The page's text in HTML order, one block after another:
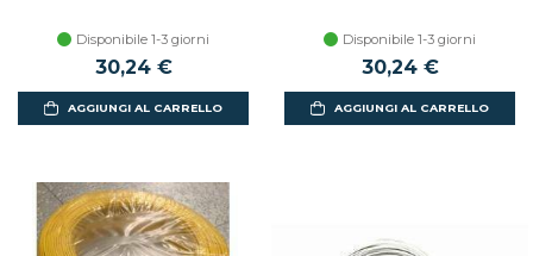
Disponibile 1-3 giorni
30,24 €
AGGIUNGI AL CARRELLO
Disponibile 1-3 giorni
30,24 €
AGGIUNGI AL CARRELLO